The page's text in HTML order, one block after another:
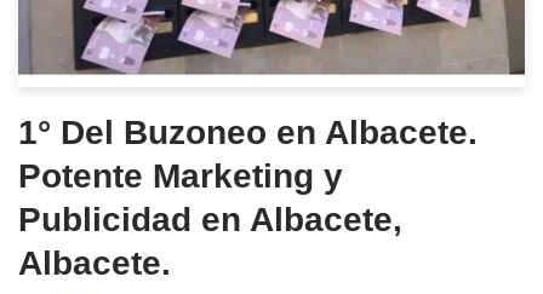
1° Del Buzoneo en Albacete.
Potente Marketing y
Publicidad en Albacete,
Albacete.